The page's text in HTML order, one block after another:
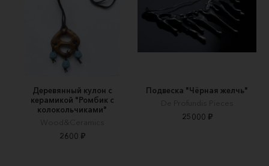
Деревянный кулон с
керамикой "Ромбик с
колокольчиками"
Wood&Ceramics
2600 ₽
Подвеска "Чёрная желчь"
De Profundis Pieces
25000 ₽